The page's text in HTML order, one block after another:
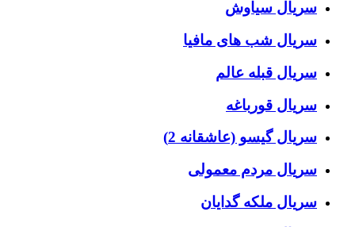
سریال سیاوش
سریال شب های مافیا
سریال قبله عالم
سریال قورباغه
سریال گیسو (عاشقانه 2)
سریال مردم معمولی
سریال ملکه گدایان